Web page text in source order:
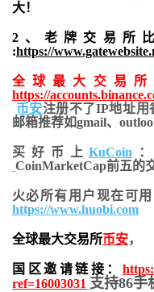
大！
2、老牌交易所
:https://
全球最大交易所
https://
币安注册不了IP地址用
邮箱推荐如gmail、
买好币上KuCoin
CoinMarketCap前五的
火必所有用户现在可
https://www.huobi.com
全球最大交易所币安，
国区邀请链接：
ref=16003031 支持86手